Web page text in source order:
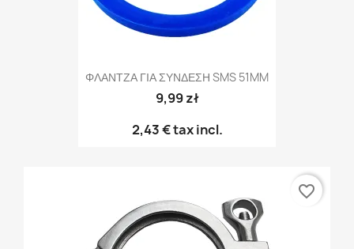
ΦΛΑΝΤΖΑ ΓΙΑ ΣΥΝΔΕΣΗ SMS 51MM
9,99 zł
2,43 €tax incl.
favorite_border